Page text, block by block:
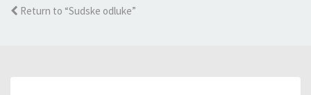
Return to “Sudske odluke”